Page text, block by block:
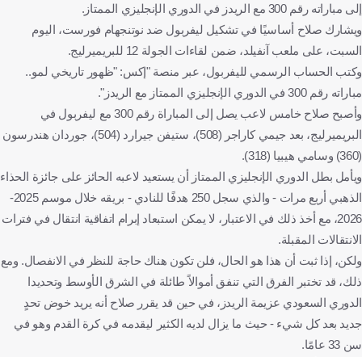
إنجلترا
مصر كرة قدم
إلى مباراته رقم 300 مع الريدز في الدوري الإنجليزي الممتاز.
ويشارك صلاح أساسيًا في تشكيل ليفربول ضد نوتنجهام فورست، اليوم
السبت، على ملعب آنفيلد، ضمن لقاءات الجولة 12 للبريميرليج.
وكتب الحساب الرسمي لليفربول، عبر منصة "إكس: "ظهور تاريخي لمو..
مباراته رقم 300 في الدوري الإنجليزي الممتاز مع الريدز".
وأصبح صلاح خامس لاعب يصل إلى المباراة رقم 300 مع ليفربول في
البريميرليج، بعد جيمي كاراجر (508)، ستيفن جيرارد (504)، جوردان هندرسون
(360) وسامي هيبيا (318).
ويأمل بطل الدوري الإنجليزي الممتاز أن يستعيد لاعبه الحائز على جائزة الحذاء
الذهبي أربع مرات - والذي سجل 250 هدفًا للنادي - بريقه خلال موسم 2025-
2026، مع أخذ ذلك في الاعتبار، لا يمكن استبعاد إبرام اتفاقية انتقال في فترات
الانتقالات المقبلة.
ولكن، إذا ثبت أن هذا هو الحال، فلن تكون هناك حاجة للنظر في الانفصال. ومع
ذلك، قد تختبر الفرق التي تنفق أموالاً طائلة في الشرق الأوسط وتحديدا
الدوري السعودي عزيمة الريدز، في حين قد يقرر صلاح أنه يريد خوض تحدٍ
جديد بعد كل شيء - حيث ما يزال لديه الكثير ليقدمه في كرة القدم وهو في
سن 33 عامًا.